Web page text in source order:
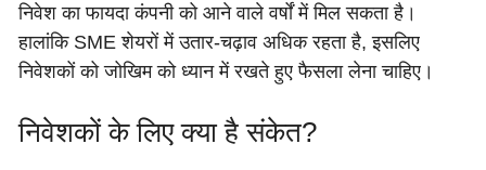
निवेश का फायदा कंपनी को आने वाले वर्षों में मिल सकता है।
हालांकि SME शेयरों में उतार-चढ़ाव अधिक रहता है, इसलिए
निवेशकों को जोखिम को ध्यान में रखते हुए फैसला लेना चाहिए।
निवेशकों के लिए क्या है संकेत?